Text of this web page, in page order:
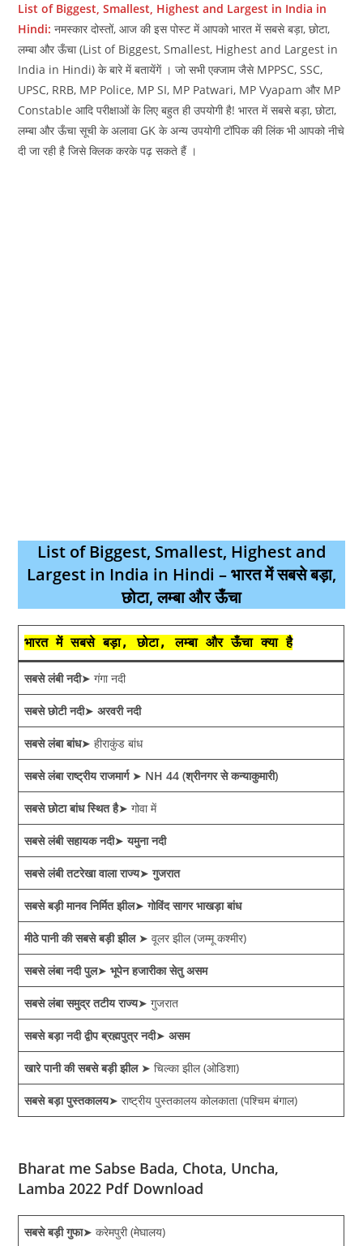
List of Biggest, Smallest, Highest and Largest in India in
Hindi: नमस्‍कार दोस्‍तों, आज की इस पोस्‍ट में आपको भारत में सबसे बड़ा, छोटा,
लम्बा और ऊँचा (List of Biggest, Smallest, Highest and Largest in
India in Hindi) के बारे में बतायेंगें । जो सभी एक्‍जाम जैसे MPPSC, SSC,
UPSC, RRB, MP Police, MP SI, MP Patwari, MP Vyapam और MP
Constable आदि परीक्षाओं के लिए बहुत ही उपयोगी है! भारत में सबसे बड़ा, छोटा,
लम्बा और ऊँचा सूची के अलावा GK के अन्‍य उपयोगी टॉपिक की लिंक भी आपको नीचे
दी जा रही है जिसे क्लिक करके पढ़ सकते हैं ।
List of Biggest, Smallest, Highest and
Largest in India in Hindi – भारत में सबसे बड़ा,
छोटा, लम्बा और ऊँचा
भारत में सबसे बड़ा, छोटा, लम्बा और ऊँचा क्या है
सबसे लंबी नदी➤ गंगा नदी
सबसे छोटी नदी➤अरवरी नदी
सबसे लंबा बांध➤ हीराकुंड बांध
सबसे लंबा राष्ट्रीय राजमार्ग ➤ NH 44 (श्रीनगर से कन्याकुमारी)
सबसे छोटा बांध स्थित है➤ गोवा में
सबसे लंबी सहायक नदी➤यमुना नदी
सबसे लंबी तटरेखा वाला राज्य➤गुजरात
सबसे बड़ी मानव निर्मित झील➤गोविंद सागर भाखड़ा बांध
मीठे पानी की सबसे बड़ी झील➤ वूलर झील (जम्मू कश्मीर)
सबसे लंबा नदी पुल➤भूपेन हजारीका सेतु असम
सबसे लंबा समुद्र तटीय राज्य➤ गुजरात
सबसे बड़ा नदी द्वीप ब्रह्मपुत्र नदी➤असम
खारे पानी की सबसे बड़ी झील➤ चिल्का झील (ओडिशा)
सबसे बड़ा पुस्तकालय➤ राष्ट्रीय पुस्तकालय कोलकाता (पश्चिम बंगाल)
Bharat me Sabse Bada, Chota, Uncha,
Lamba 2022 Pdf Download
सबसे बड़ी गुफा➤ करेमपुरी (मेघालय)